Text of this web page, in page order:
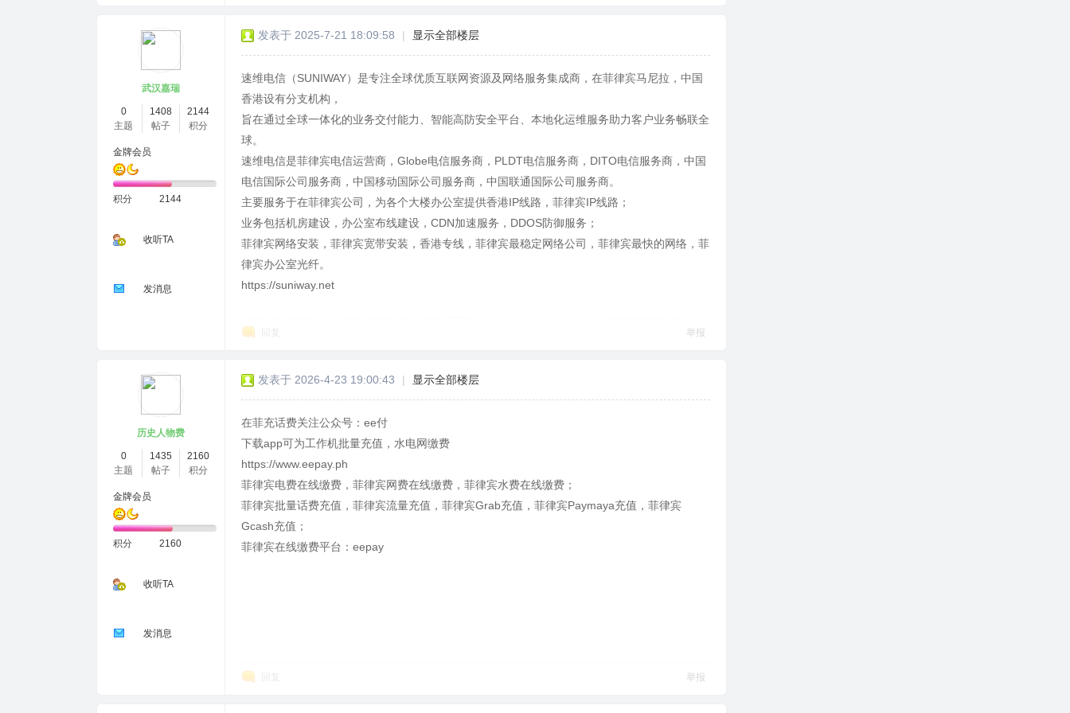
武汉嘉瑞
0
主题
1408
帖子
2144
积分
金牌会员
积分 2144
收听TA
发消息
发表于 2025-7-21 18:09:58 | 显示全部楼层
速维电信（SUNIWAY）是专注全球优质互联网资源及网络服务集成商，在菲律宾马尼拉，中国
香港设有分支机构，
旨在通过全球一体化的业务交付能力、智能高防安全平台、本地化运维服务助力客户业务畅联全
球。
速维电信是菲律宾电信运营商，Globe电信服务商，PLDT电信服务商，DITO电信服务商，中国
电信国际公司服务商，中国移动国际公司服务商，中国联通国际公司服务商。
主要服务于在菲律宾公司，为各个大楼办公室提供香港IP线路，菲律宾IP线路；
业务包括机房建设，办公室布线建设，CDN加速服务，DDOS防御服务；
菲律宾网络安装，菲律宾宽带安装，香港专线，菲律宾最稳定网络公司，菲律宾最快的网络，菲
律宾办公室光纤。
https://suniway.net
举报
历史人物费
0
主题
1435
帖子
2160
积分
金牌会员
积分 2160
收听TA
发消息
发表于 2026-4-23 19:00:43 | 显示全部楼层
在菲充话费关注公众号：ee付
下载app可为工作机批量充值，水电网缴费
https://www.eepay.ph
菲律宾电费在线缴费，菲律宾网费在线缴费，菲律宾水费在线缴费；
菲律宾批量话费充值，菲律宾流量充值，菲律宾Grab充值，菲律宾Paymaya充值，菲律宾
Gcash充值；
菲律宾在线缴费平台：eepay
举报